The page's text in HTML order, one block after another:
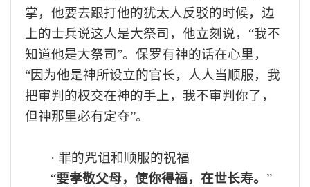
掌，他要去跟打他的犹太人反驳的时候，边
上的士兵说这人是大祭司 ，他立刻说， “我不
知道他是大祭司”。 保罗有神的话在心里 ，
“因为他是神所设立的官长，人人当顺服，我
把审判的权交在神的手上，我不审判你了，
但神那里必有定夺”。
·罪的咒诅和顺服的祝福
“要孝敬父母，使你得福，在世长寿。”